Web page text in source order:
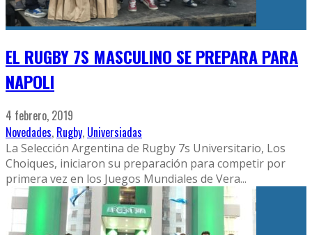
EL RUGBY 7S MASCULINO SE PREPARA PARA
NAPOLI
4 febrero, 2019
Novedades, Rugby, Universiadas
La Selección Argentina de Rugby 7s Universitario, Los
Choiques, iniciaron su preparación para competir por
primera vez en los Juegos Mundiales de Vera...